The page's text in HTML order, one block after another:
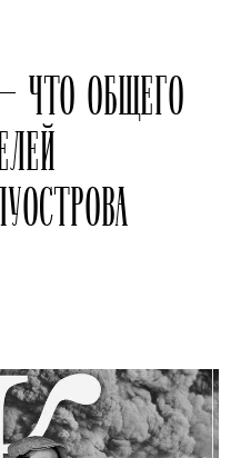
ЧТО ОБЩЕГО